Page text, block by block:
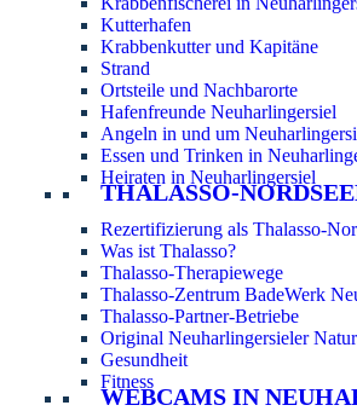
Kutterhafen
Krabbenkutter und Kapitäne
Strand
Ortsteile und Nachbarorte
Hafenfreunde Neuharlingersiel
Angeln in und um
Essen und Trinken in
Heiraten in Neuharlingersiel
THALASSO-
Rezertifizierung als Thalasso-
Was ist Thalasso?
Thalasso-Therapiewege
Thalasso-Zentrum BadeWerk
Thalasso-Partner-Betriebe
Original Neuharlingersieler
Gesundheit
Fitness
WEBCAMS IN